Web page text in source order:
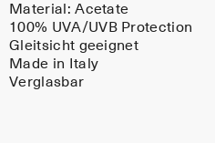
Material:Acetate
100% UVA/UVB Protection
Gleitsicht geeignet
Made in Italy
Verglasbar